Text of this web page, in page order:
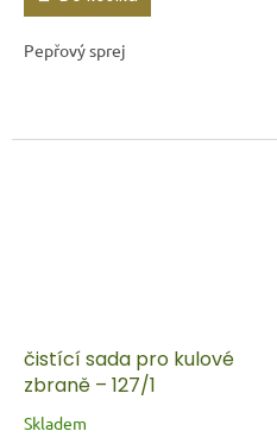
Pepřový sprej
čistící sada pro kulové
zbraně – 127/1
Skladem